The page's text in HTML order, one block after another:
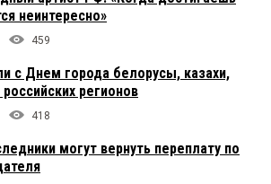
неинтересно»
459
с Днем города белорусы, казахи,
регионов
418
могут вернуть переплату по